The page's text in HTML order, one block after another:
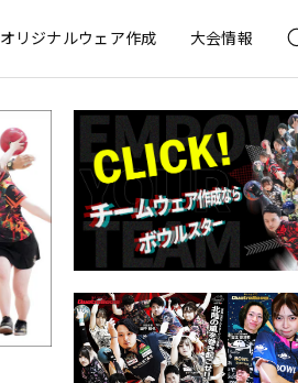
オリジナルウェア作成 大会情報